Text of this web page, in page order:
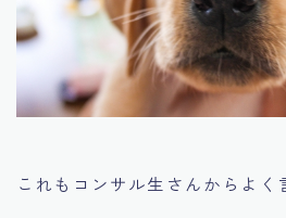
これもコンサル生さんからよく